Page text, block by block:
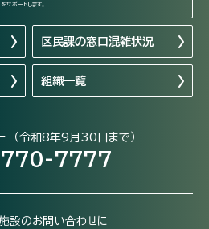
ポートします。
区民課の窓口混雑状況
組織一覧
（令和8年9月30日まで）
7777
設のお問い合わせに